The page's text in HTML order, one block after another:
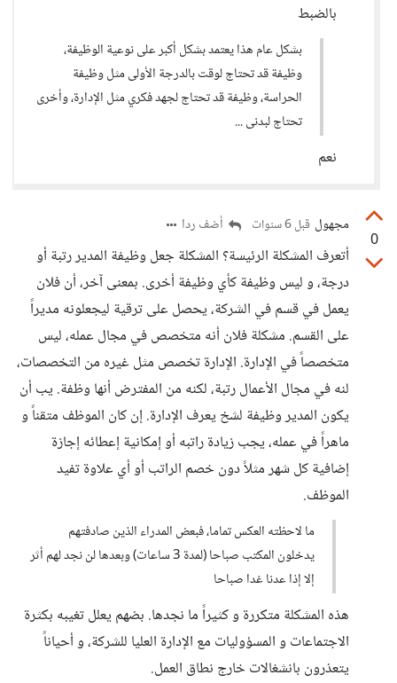
بالضبط
بشكل عام هذا يعتمد بشكل أكبر على نوعية الوظيفة،
وظيفة قد تحتاج لوقت بالدرجة الأولى مثل وظيفة
الحراسة، وظيفة قد تحتاج لجهد فكري مثل الإدارة، وأخرى
تحتاج لبدنى ...
نعم
0
مجهول قبل 6 سنوات أضف ردا
أتعرف المشكلة الرئيسة؟ المشكلة جعل وظيفة المدير رتبة أو
درجة، و ليس وظيفة كأي وظيفة أخرى. بمعنى آخر، أن فلان
يعمل في قسم في الشركة، يحصل على ترقية ليجعلونه مديراً
على القسم. مشكلة فلان أنه متخصص في مجال عمله، ليس
متخصصاً في الإدارة. الإدارة تخصص مثل غيره من التخصصات،
لنه في مجال الأعمال رتبة، لكنه من المفترض أنها وظفة. يب أن
يكون المدير وظيفة لشخ يعرف الإدارة. إن كان الموظف متقناً و
ماهراً في عمله، يجب زيادة راتبه أو إمكانية إعطائه إجازة
إضافية كل شهر مثلاً دون خصم الراتب أو أي علاوة تفيد
الموظف.
ما لاحظته العكس تماما، فبعض المدراء الذين صادفتهم
يدخلون المكتب صباحا (لمدة 3 ساعات) وبعدها لن نجد لهم أثر
إلا إذا عدنا غدا صباحا
هذه المشكلة متكررة و كثيراً ما نجدها. بضهم يعلل تغيبه بكثرة
الاجتماعات و المسؤوليات مع الإدارة العليا للشركة، و أحياناً
يتعذرون بانشغالات خارج نطاق العمل.